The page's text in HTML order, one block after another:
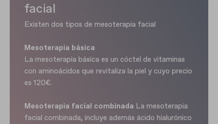
facial
Existen dos tipos de mesoterapia facial
Mesoterapia básica
La mesoterapia básica es un cóctel de vitaminas
con aminoácidos que revitaliza la piel y cuyo precio
es 120€.
Mesoterapia facial combinada La mesoterapia
facial combinada, incluye además ácido hialurónico